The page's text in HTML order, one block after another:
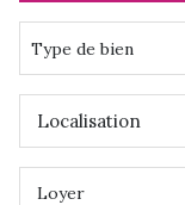
De l'immo pro
Type de bien
Localisation
Loyer